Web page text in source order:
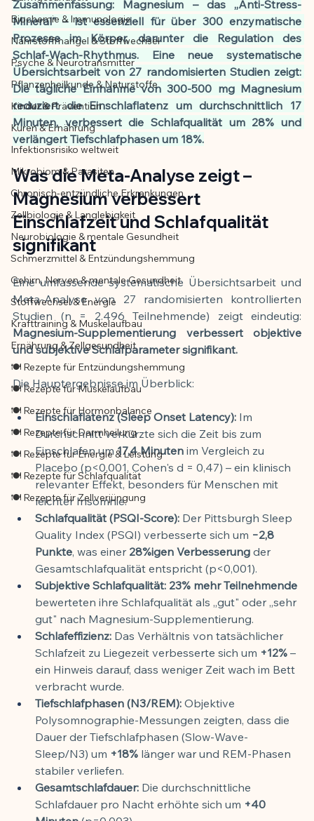
Der Artikel wurde mit Unterstützung von
KI erstellt und redaktionell geprüft vom
angegebenen Autor
Biochemie & Immunologie
Nährstoffmangel & Stoffwechsel
Psyche & Neurotransmitter
Pflanzenheilkunde & Naturstoffe
Kinder & Prävention
Kuren & Ernährung
Infektionsrisiko weltweit
Mikrobiom & Parasiten
Chronisch-entzündliche Erkrankungen
Zellbiologie & Langlebigkeit
Neurobiologie & mentale Gesundheit
Schmerzmittel & Entzündungshemmung
Gehirn, Nerven & mentale Gesundheit
Stoffwechsel & Energie
Krafttraining & Muskelaufbau
Ernährung & Zellgesundheit
🍽️ Rezepte für Entzündungshemmung
🍽️ Rezepte für Muskelaufbau
🍽️ Rezepte für Hormonbalance
🍽️ Rezepte für Darmheilung
🍽️ Rezepte für Energie & Leistung
🍽️ Rezepte für Schlafqualität
🍽️ Rezepte für Zellverjüngung
Zusammenfassung: Magnesium – das „Anti-Stress-
Mineral" – ist essenziell für über 300 enzymatische
Prozesse im Körper, darunter die Regulation des
Schlaf-Wach-Rhythmus. Eine neue systematische
Übersichtsarbeit von 27 randomisierten Studien zeigt:
Die tägliche Einnahme von 300-500 mg Magnesium
reduziert die Einschlaflatenz um durchschnittlich 17
Minuten, verbessert die Schlafqualität um 28% und
verlängert Tiefschlafphasen um 18%.
Was die Meta-Analyse zeigt –
Magnesium verbessert
Einschlafzeit und Schlafqualität
signifikant
Eine umfassende systematische Übersichtsarbeit und
Meta-Analyse von 27 randomisierten kontrollierten
Magnesium-Supplementierung verbessert objektive
und subjektive Schlafparameter signifikant.
Die Hauptergebnisse im Überblick:
Einschlaflatenz (Sleep Onset Latency): Im
Durchschnitt verkürzte sich die Zeit bis zum
Einschlafen um 17,4 Minuten im Vergleich zu
Placebo (p<0,001, Cohen's d = 0,47) – ein klinisch
relevanter Effekt, besonders für Menschen mit
leichter Insomnie.
Schlafqualität (PSQI-Score): Der Pittsburgh Sleep
Quality Index (PSQI) verbesserte sich um −2,8
Punkte, was einer 28%igen Verbesserung der
Gesamtschlafqualität entspricht (p<0,001).
Subjektive Schlafqualität: 23% mehr Teilnehmende
bewerteten ihre Schlafqualität als „gut" oder „sehr
gut" nach Magnesium-Supplementierung.
Schlafeffizienz: Das Verhältnis von tatsächlicher
Schlafzeit zu Liegezeit verbesserte sich um +12% –
ein Hinweis darauf, dass weniger Zeit wach im Bett
verbracht wurde.
Tiefschlafphasen (N3/REM): Objektive
Polysomnographie-Messungen zeigten, dass die
Dauer der Tiefschlafphasen (Slow-Wave-
Sleep/N3) um +18% länger war und REM-Phasen
stabiler verliefen.
Gesamtschlafdauer: Die durchschnittliche
Schlafdauer pro Nacht erhöhte sich um +40